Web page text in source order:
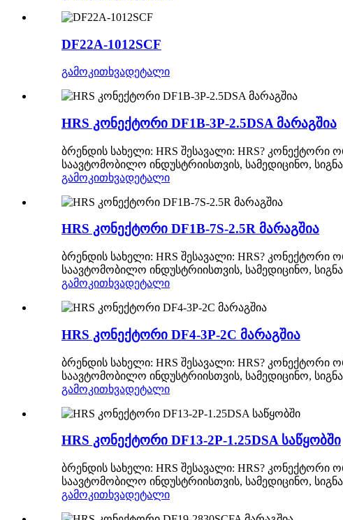
DF22A-1012SCF
გამოკითხვადეტალი
HRS კონექტორი DF1B-3P-2.5DSA მარაგშია
ბრენდის სახელი: HRS შესავალი: HRS? კონექტორი
საავტომობილო ინდუსტრიისთვის, სამედიცინო,
გამოკითხვადეტალი
HRS კონექტორი DF1B-7S-2.5R მარაგშია
ბრენდის სახელი: HRS შესავალი: HRS? კონექტორი
საავტომობილო ინდუსტრიისთვის, სამედიცინო,
გამოკითხვადეტალი
HRS კონექტორი DF4-3P-2C მარაგშია
ბრენდის სახელი: HRS შესავალი: HRS? კონექტორი
საავტომობილო ინდუსტრიისთვის, სამედიცინო,
გამოკითხვადეტალი
HRS კონექტორი DF13-2P-1.25DSA საწყობში
ბრენდის სახელი: HRS შესავალი: HRS? კონექტორი
საავტომობილო ინდუსტრიისთვის, სამედიცინო,
გამოკითხვადეტალი